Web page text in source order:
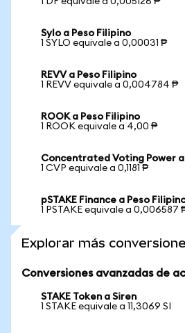
Sylo a Peso Filipino
1 SYLO equivale a 0,00031 ₱
REVV a Peso Filipino
1 REVV equivale a 0,004784 ₱
ROOK a Peso Filipino
1 ROOK equivale a 4,00 ₱
Concentrated Voting Power a
1 CVP equivale a 0,1181 ₱
pSTAKE Finance a Peso
1 PSTAKE equivale a 0,006587
Explorar más
Conversiones avanzadas de
STAKE Token a Siren
1 STAKE equivale a 11,3069 SI